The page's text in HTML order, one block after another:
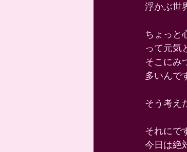
浮かぶ世
ちょっと
って元気
そこにみ
多いんで
そう考え
それにで
今日は絶